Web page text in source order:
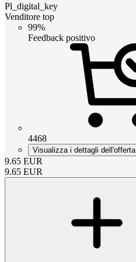
Pl_digital_key
Venditore top
99%
Feedback positivo
4468
Visualizza i dettagli dell'offerta
9.65 EUR
9.65 EUR